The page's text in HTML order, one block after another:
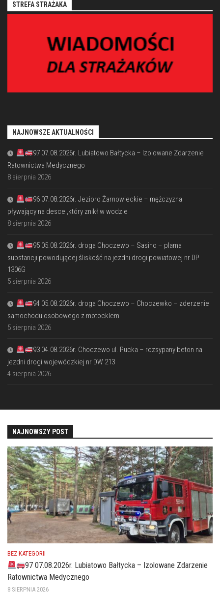
STREFA STRAŻAKA
NAJNOWSZE AKTUALNOŚCI
97 07.08.2026r. Lubiatowo Bałtycka – Izolowane Zdarzenie
Ratownictwa Medycznego
8 sierpnia 2026
96 07.08.2026r. Jezioro Żarnowieckie – mężczyzna
pływający na desce ,który znikł w wodzie
8 sierpnia 2026
95 05.08.2026r. droga Choczewo – Sasino – plama
substancji powodującej śliskość na jezdni drogi powiatowej nr DP
1306G
5 sierpnia 2026
94 05.08.2026r. droga Choczewo – Choczewko – zderzenie
samochodu osobowego z motocklem
5 sierpnia 2026
93 04.08.2026r. Choczewo ul. Pucka – rozsypany beton na
jezdni drogi wojewódzkiej nr DW 213
4 sierpnia 2026
NAJNOWSZY POST
BEZ KATEGORII
97 07.08.2026r. Lubiatowo Bałtycka – Izolowane Zdarzenie
Ratownictwa Medycznego
8 SIERPNIA 2026